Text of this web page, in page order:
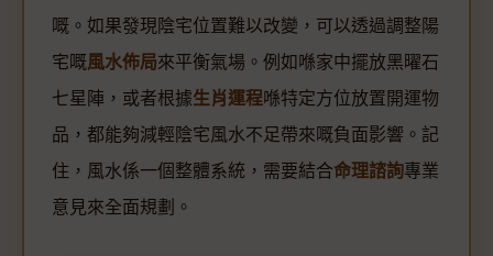
嘅。如果發現陰宅位置難以改變，可以透過調整陽
宅嘅風水佈局來平衡氣場。例如喺家中擺放黑曜石
七星陣，或者根據生肖運程喺特定方位放置開運物
品，都能夠減輕陰宅風水不足帶來嘅負面影響。記
住，風水係一個整體系統，需要結合命理諮詢專業
意見來全面規劃。